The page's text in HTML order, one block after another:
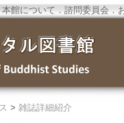
本館について．諮問委員会．
> 雑誌詳細紹介